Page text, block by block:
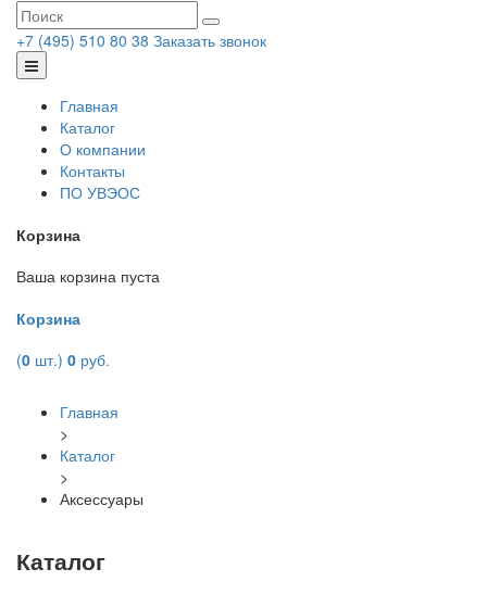
+7 (495) 510 80 38 Заказать звонок
Главная
Каталог
О компании
Контакты
ПО УВЭОС
Корзина
Ваша корзина пуста
Корзина
(0 шт.) 0 руб.
Главная
>
Каталог
>
Аксессуары
Каталог